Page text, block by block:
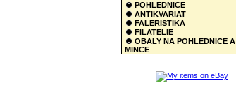
POHLEDNICE
ANTIKVARIAT
FALERISTIKA
FILATELIE
OBALY NA POHLEDNICE A
MINCE